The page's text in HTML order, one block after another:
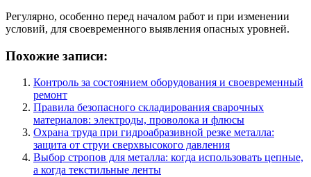
Регулярно, особенно перед началом работ и при изменении
условий, для своевременного выявления опасных уровней.
Похожие записи:
Контроль за состоянием оборудования и своевременный
ремонт
Правила безопасного складирования сварочных
материалов: электроды, проволока и флюсы
Охрана труда при гидроабразивной резке металла:
защита от струи сверхвысокого давления
Выбор стропов для металла: когда использовать цепные,
а когда текстильные ленты